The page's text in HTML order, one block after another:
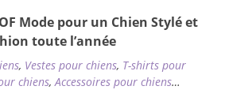
Mode pour un Chien Stylé et
toute l’année
, Vestes pour chiens, T-shirts pour
chiens, Accessoires pour chiens…